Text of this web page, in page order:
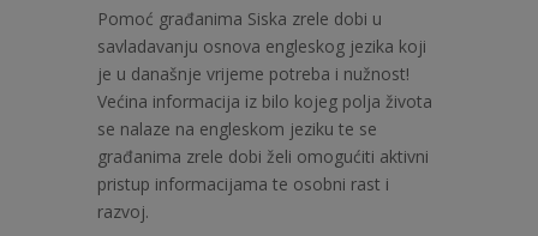
Pomoć građanima Siska zrele dobi u
savladavanju osnova engleskog jezika koji
je u današnje vrijeme potreba i nužnost!
Većina informacija iz bilo kojeg polja života
se nalaze na engleskom jeziku te se
građanima zrele dobi želi omogućiti aktivni
pristup informacijama te osobni rast i
razvoj.